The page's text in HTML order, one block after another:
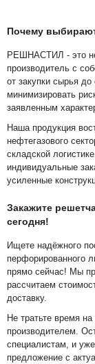
Почему
РЕШНАСТИЛ - это
производитель с
от закупки сырья до
минимизировать
заявленным
Наша продукция
нефтегазового
складской
индивидуальные
усиленные
Закажите
сегодня!
Ищете надёжного
перфорированного
прямо сейчас! Мы
рассчитаем
доставку.
Не тратьте время
производителем.
специалистам, и
предложение с